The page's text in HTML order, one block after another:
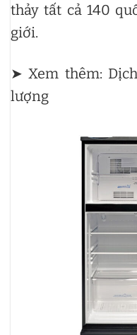
thảy tất cả 140
giới.
➤ Xem thêm:
lượng